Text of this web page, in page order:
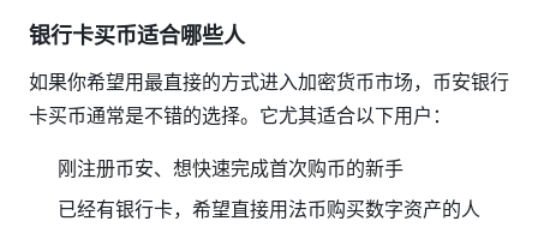
银行卡买币适合哪些人
如果你希望用最直接的方式进入加密货币市场，币安银行
卡买币通常是不错的选择。它尤其适合以下用户：
刚注册币安、想快速完成首次购币的新手
已经有银行卡，希望直接用法币购买数字资产的人